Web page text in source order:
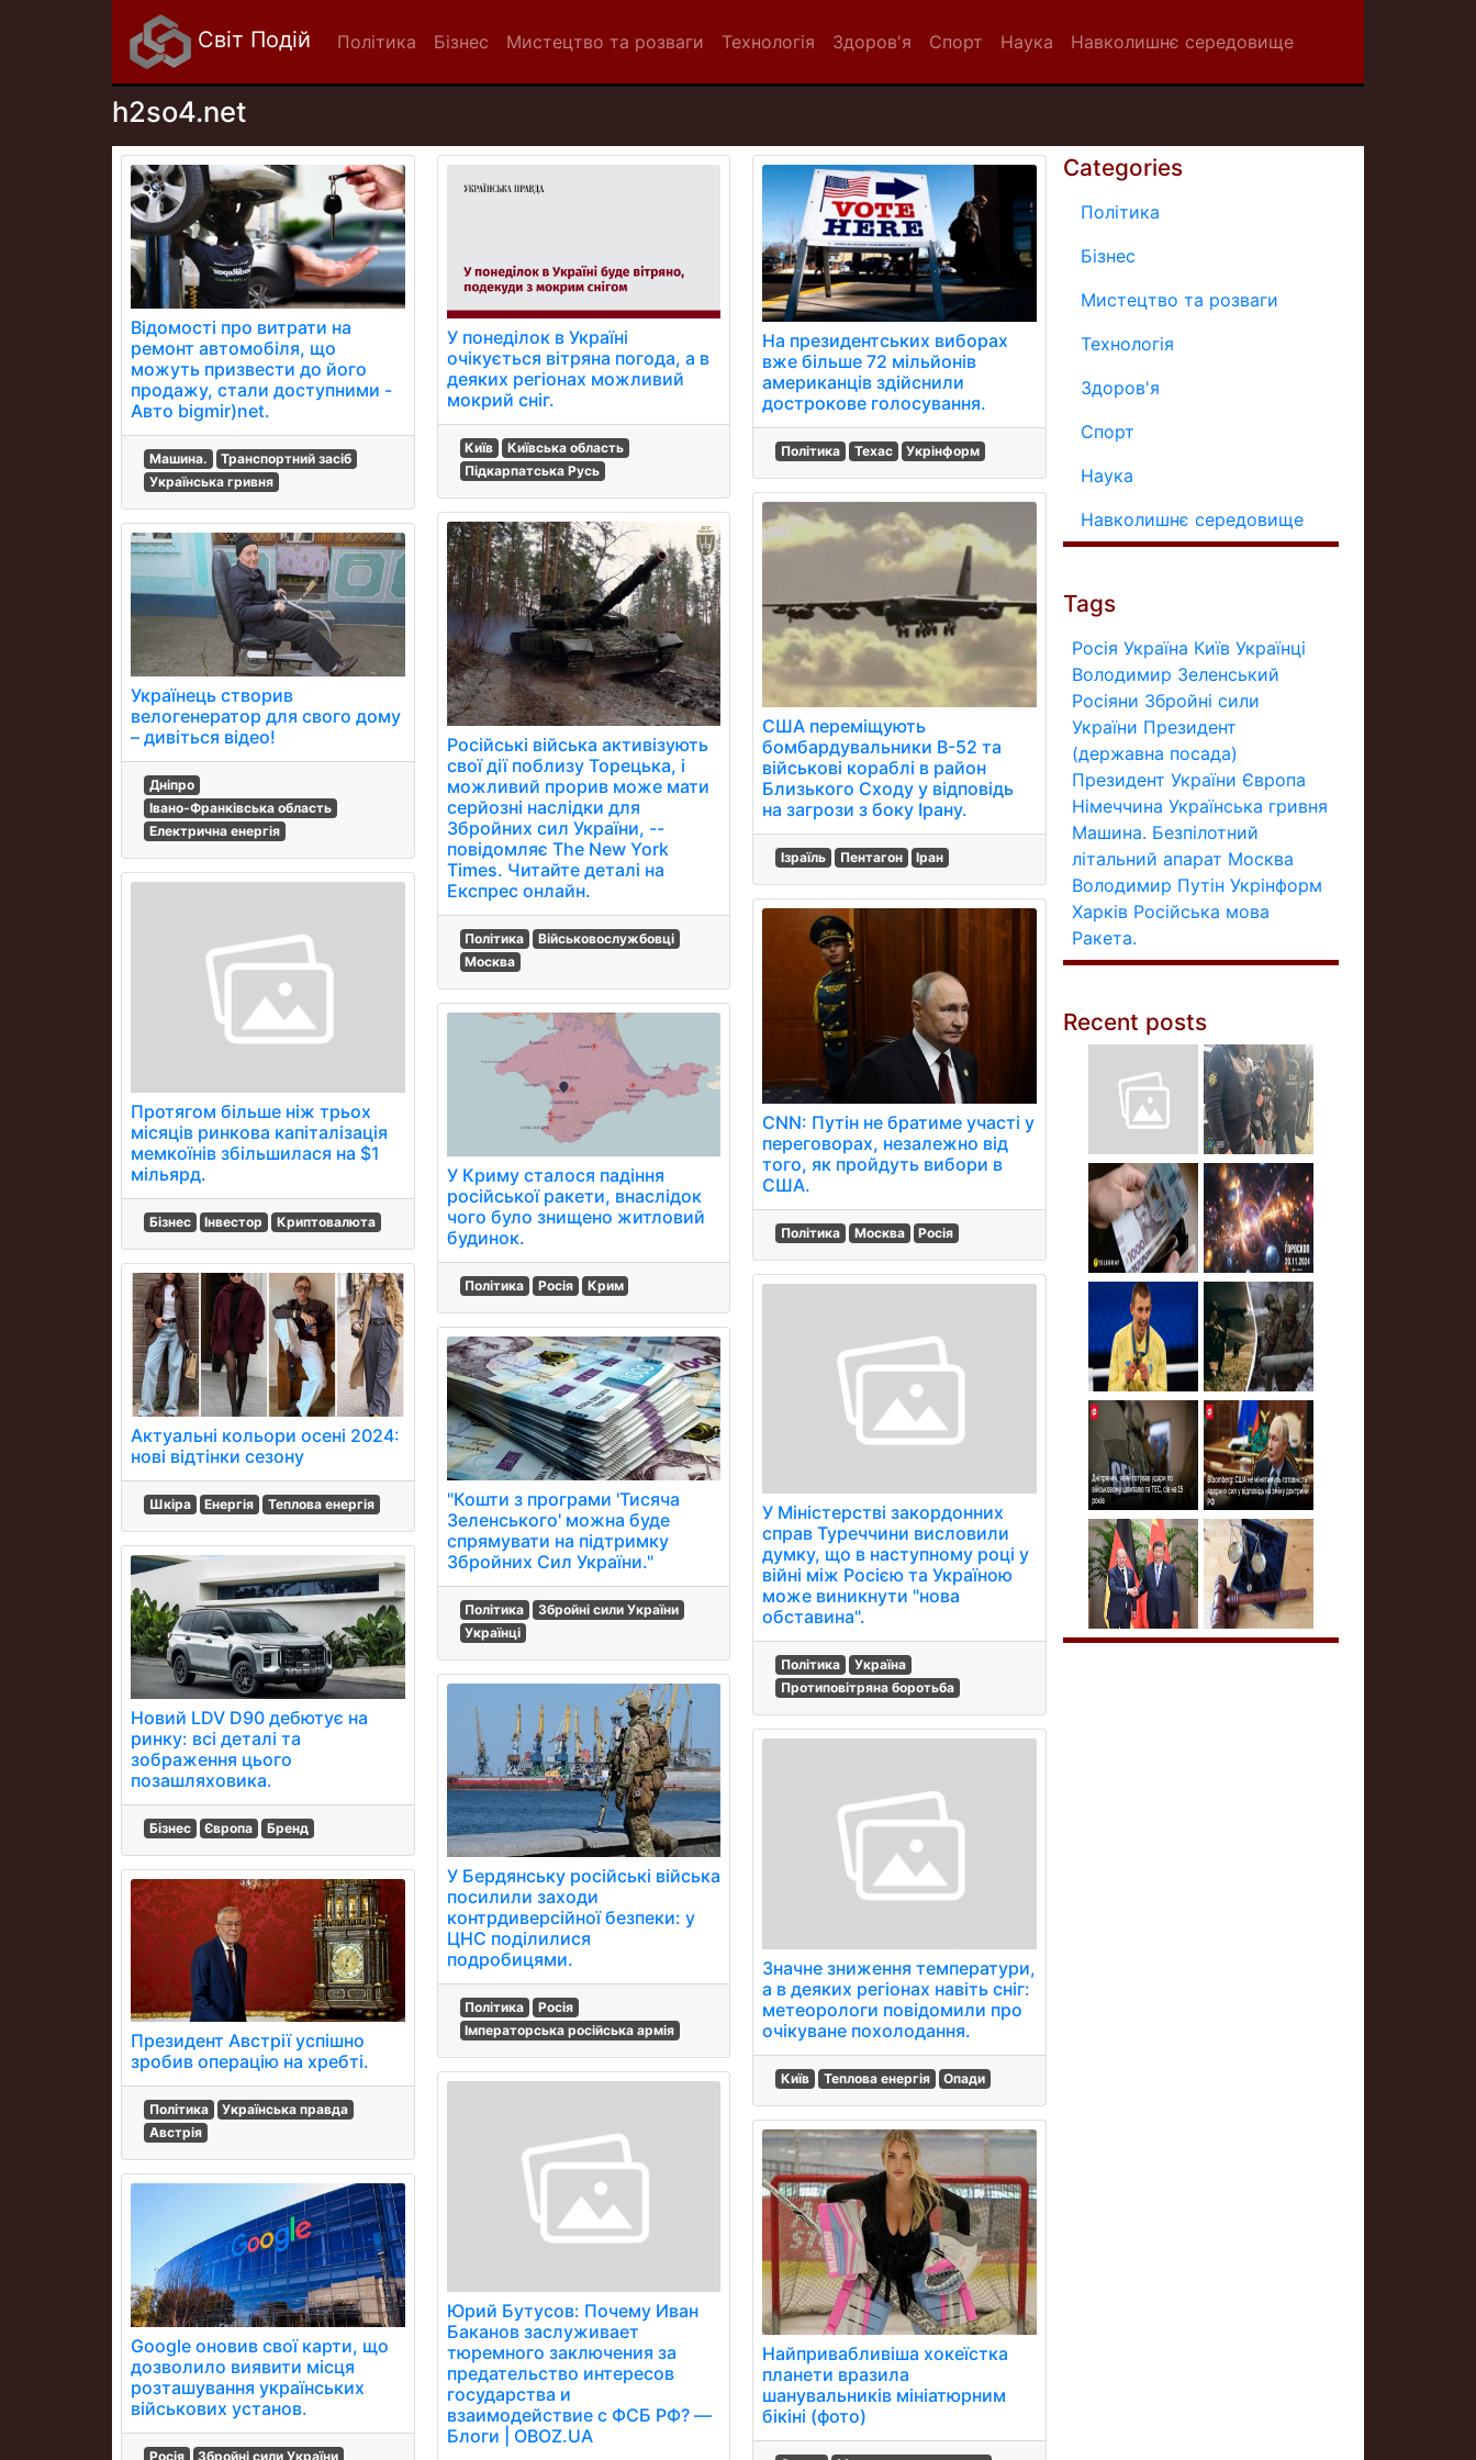
Світ Подій Політика Бізнес Мистецтво та розваги Технологія Здоров'я Спорт Наука Навколишнє середовище
h2so4.net
Відомості про витрати на
ремонт автомобіля, що
можуть призвести до його
продажу, стали доступними -
Авто bigmir)net.
Машина.
Транспортний засіб
Українська гривня
Українець створив
велогенератор для свого дому
– дивіться відео!
Дніпро
Івано-Франківська область
Електрична енергія
Протягом більше ніж трьох
місяців ринкова капіталізація
мемкоїнів збільшилася на $1
мільярд.
Бізнес Інвестор Криптовалюта
Актуальні кольори осені 2024:
нові відтінки сезону
Шкіра Енергія Теплова енергія
Новий LDV D90 дебютує на
ринку: всі деталі та
зображення цього
позашляховика.
Бізнес Європа Бренд
Президент Австрії успішно
зробив операцію на хребті.
Політика
Українська правда
Австрія
Google оновив свої карти, що
дозволило виявити місця
розташування українських
військових установ.
Росія Збройні сили України
У понеділок в Україні
очікується вітряна погода, а в
деяких регіонах можливий
мокрий сніг.
Київ
Київська область
Підкарпатська Русь
Російські війська активізують
свої дії поблизу Торецька, і
можливий прорив може мати
серйозні наслідки для
Збройних сил України, --
повідомляє The New York
Times. Читайте деталі на
Експрес онлайн.
Політика
Військовослужбовці
Москва
У Криму сталося падіння
російської ракети, внаслідок
чого було знищено житловий
будинок.
Політика Росія Крим
"Кошти з програми 'Тисяча
Зеленського' можна буде
спрямувати на підтримку
Збройних Сил України."
Політика
Збройні сили України
Українці
У Бердянську російські війська
посилили заходи
контрдиверсійної безпеки: у
ЦНС поділилися
подробицями.
Політика
Росія
Імператорська російська армія
Юрий Бутусов: Почему Иван
Баканов заслуживает
тюремного заключения за
предательство интересов
государства и
взаимодействие с ФСБ РФ? —
Блоги | OBOZ.UA
На президентських виборах
вже більше 72 мільйонів
американців здійснили
дострокове голосування.
Політика Техас Укрінформ
США переміщують
бомбардувальники B-52 та
військові кораблі в район
Близького Сходу у відповідь
на загрози з боку Ірану.
Ізраїль Пентагон Іран
CNN: Путін не братиме участі у
переговорах, незалежно від
того, як пройдуть вибори в
США.
Політика Москва Росія
У Міністерстві закордонних
справ Туреччини висловили
думку, що в наступному році у
війні між Росією та Україною
може виникнути "нова
обставина".
Політика
Україна
Протиповітряна боротьба
Значне зниження температури,
а в деяких регіонах навіть сніг:
метеорологи повідомили про
очікуване похолодання.
Київ Теплова енергія Опади
Найпривабливіша хокеїстка
планети вразила
шанувальників мініатюрним
бікіні (фото)
Categories
Політика
Бізнес
Мистецтво та розваги
Технологія
Здоров'я
Спорт
Наука
Навколишнє середовище
Tags
Росія Україна Київ Українці
Володимир Зеленський
Росіяни Збройні сили
України Президент
(державна посада)
Президент України Європа
Німеччина Українська гривня
Машина. Безпілотний
літальний апарат Москва
Володимир Путін Укрінформ
Харків Російська мова
Ракета.
Recent posts